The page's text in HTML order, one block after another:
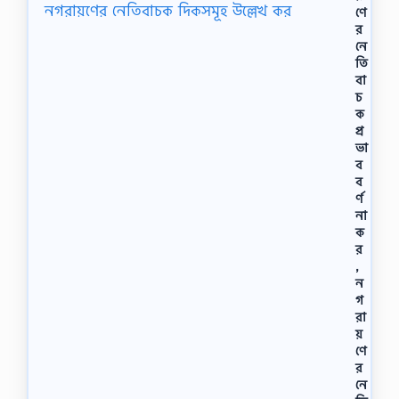
ণে
র
নে
তি
বা
চ
ক
প্র
ভা
ব
ব
র্ণ
না
ক
র
,
ন
গ
রা
য়
ণে
র
নে